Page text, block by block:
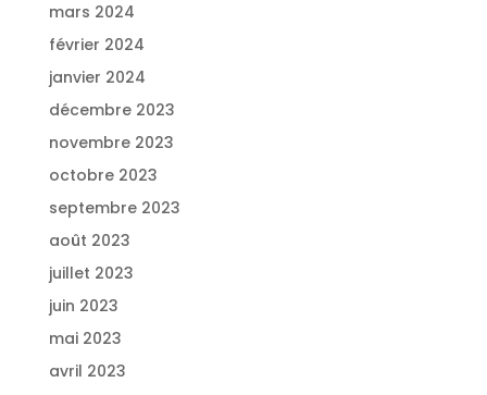
mars 2024
février 2024
janvier 2024
décembre 2023
novembre 2023
octobre 2023
septembre 2023
août 2023
juillet 2023
juin 2023
mai 2023
avril 2023